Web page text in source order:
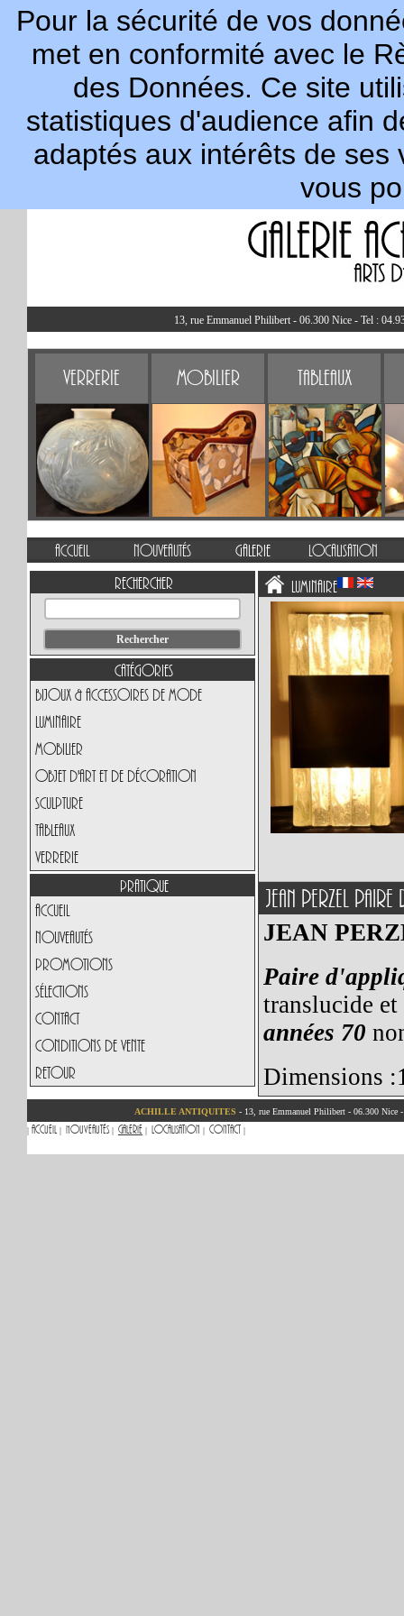
Pour la sécurité de vos
met en conformité avec le
des Données. Ce site
statistiques d'audience afin
adaptés aux intérêts de
vous
13, rue Emmanuel Philibert - 06.300 Nice - Tel :
Verrerie Mobilier Tableaux
Accueil Nouveautés Galerie
Localisation
Rechercher
Catégories
Bijoux & Accessoires de Mode
Luminaire
Mobilier
Objet d'art et de Décoration
Sculpture
Tableaux
Verrerie
Pratique
Accueil
Nouveautés
Promotions
Sélections
Contact
Conditions de vente
Retour
Luminaire
JEAN PERZEL
JEAN
Paire
translucide et
années 70
Dimensions
ACHILLE ANTIQUITES - 13, rue Emmanuel Philibert - 06.300
| Accueil | Nouveautés| Galerie | Localisation | Contact |